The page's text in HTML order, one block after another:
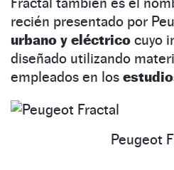
recién presentado por
urbano y eléctrico cuyo
diseñado utilizando
empleados en los
Peugeot